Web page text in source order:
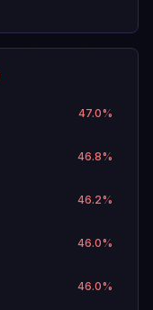
47.0%
46.8%
46.2%
46.0%
46.0%